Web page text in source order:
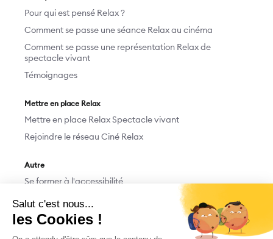
Pour qui est pensé Relax ?
Comment se passe une séance Relax au cinéma
Comment se passe une représentation Relax de
spectacle vivant
Témoignages
Mettre en place Relax
Mettre en place Relax Spectacle vivant
Rejoindre le réseau Ciné Relax
Autre
Se former à l'accessibilité
Devenir bénévole
Nous contacter